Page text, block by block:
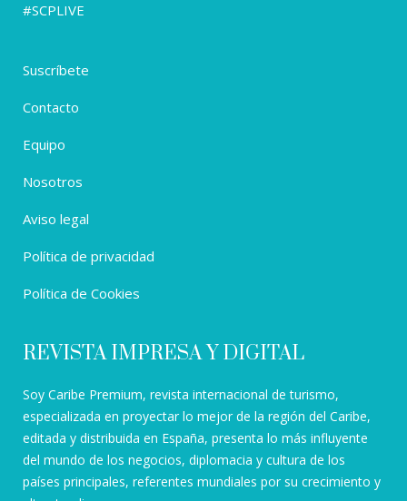
#SCPLIVE
Suscríbete
Contacto
Equipo
Nosotros
Aviso legal
Política de privacidad
Política de Cookies
REVISTA IMPRESA Y DIGITAL
Soy Caribe Premium, revista internacional de turismo,
especializada en proyectar lo mejor de la región del Caribe,
editada y distribuida en España, presenta lo más influyente
del mundo de los negocios, diplomacia y cultura de los
países principales, referentes mundiales por su crecimiento y